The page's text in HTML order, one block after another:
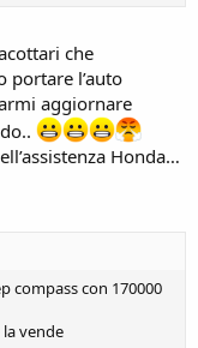
che
l’auto
aggiornare
Honda…
compass con 170000
vende